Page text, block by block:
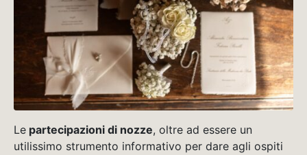
Le partecipazioni di nozze, oltre ad essere un
utilissimo strumento informativo per dare agli ospiti